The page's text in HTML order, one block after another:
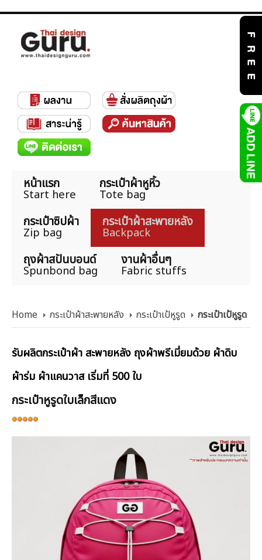
หน้าแรก
Start here
กระเป๋าผ้าหูหิ้ว
Tote bag
กระเป๋าซิปผ้า
Zip bag
กระเป๋าผ้าสะพายหลัง
Backpack
ถุงผ้าสปันบอนด์
Spunbond bag
งานผ้าอื่นๆ
Fabric stuffs
Home กระเป๋าผ้าสะพายหลัง กระเป๋าเป้หูรูด กระเป๋าเป้หูรูด
รับผลิตกระเป๋าผ้า สะพายหลัง ถุงผ้าพรีเมี่ยมด้วย ผ้าดิบ
ผ้าร่ม ผ้าแคนวาส เริ่มที่ 500 ใบ
กระเป๋าหูรูดใบเล็กสีแดง
ให้
เรต